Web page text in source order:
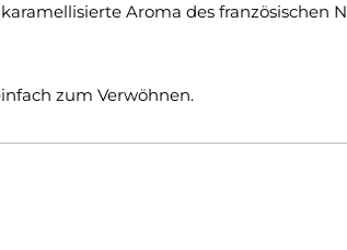
Aroma des französischen
zum Verwöhnen.